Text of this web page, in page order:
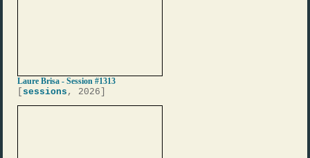
Laure Brisa - Session #1313
sessions , 2026]